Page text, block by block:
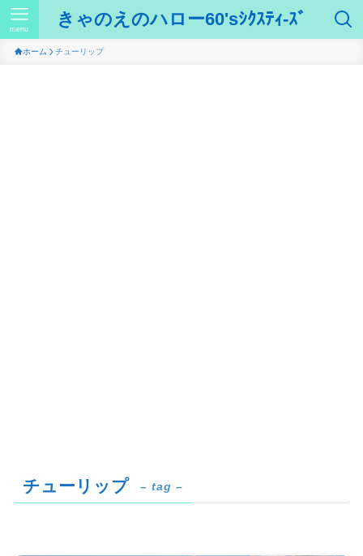
きゃのえのハロー60'sｼｸｽﾃｨ-ｽﾞ
menu
ホーム チューリップ
チューリップ – tag –